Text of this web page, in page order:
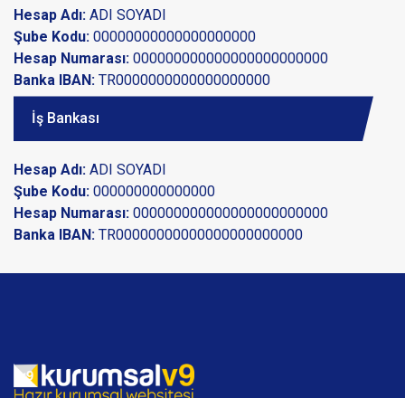
Hesap Adı: ADI SOYADI
Şube Kodu: 00000000000000000000
Hesap Numarası: 000000000000000000000000
Banka IBAN: TR0000000000000000000
İş Bankası
Hesap Adı: ADI SOYADI
Şube Kodu: 000000000000000
Hesap Numarası: 000000000000000000000000
Banka IBAN: TR00000000000000000000000